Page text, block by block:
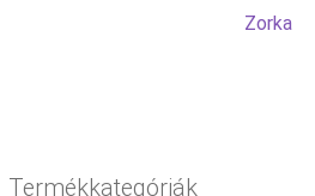
Zorka
Termékkategóriák